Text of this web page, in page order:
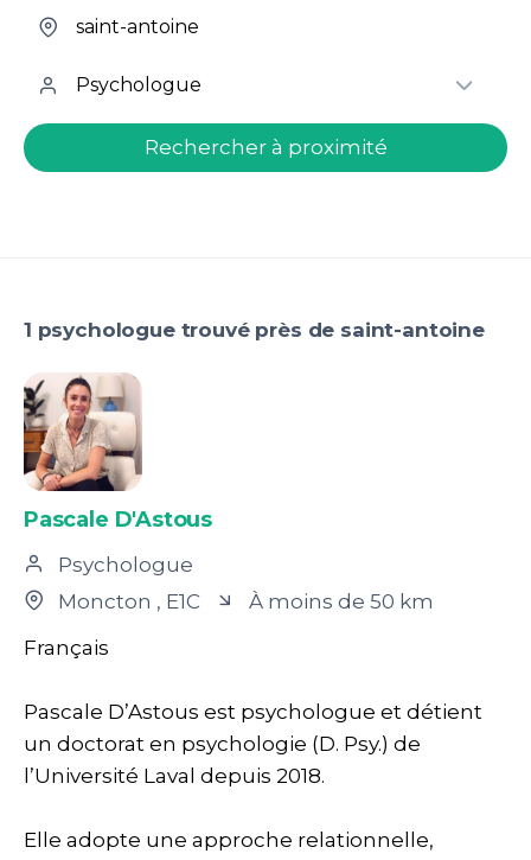
welcome.search.find.subtitle
Rechercher à proximité
1 psychologue trouvé près de saint-antoine
Pascale D'Astous
Psychologue
Moncton , E1C
À moins de 50 km
Français
Pascale D’Astous est psychologue et détient
un doctorat en psychologie (D. Psy.) de
l’Université Laval depuis 2018.
Elle adopte une approche relationnelle,